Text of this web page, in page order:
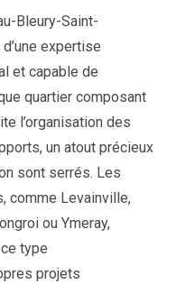
Bleury-Saint-
expertise
et capable de
quartier composant
l’organisation des
un atout précieux
sont serrés. Les
comme Levainville,
ou Ymeray,
type
projets